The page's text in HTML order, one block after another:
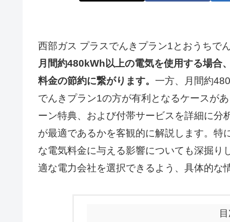
西部ガス プラスでんきプラン1とおうちで
月間約480kWh以上の電気を使用する場合
料金の節約に繋がります。 一方、月間約
でんきプラン1の方が有利となるケースが
ーン特典、および付帯サービスを詳細に分
が最適であるかを客観的に解説します。特
な電気料金に与える影響についても深掘り
適な電力会社を選択できるよう、具体的な